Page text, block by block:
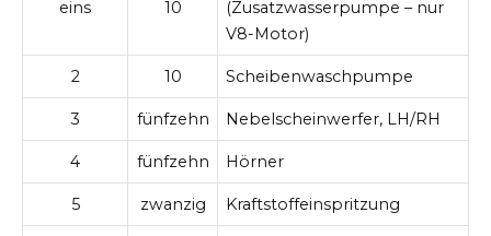
eins 10
(Zusatzwasserpumpe – nur
V8-Motor)
2 10 Scheibenwaschpumpe
3 fünfzehn Nebelscheinwerfer, LH/RH
4 fünfzehn Hörner
5 zwanzig Kraftstoffeinspritzung